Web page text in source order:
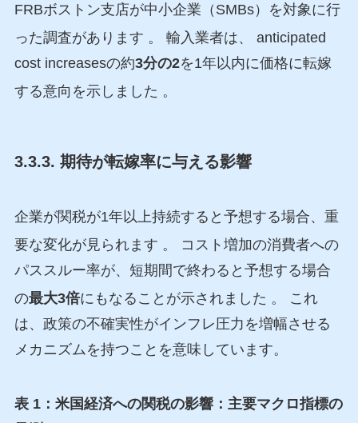
FRBボストン支店が中小企業（SMBs）を対象に行
った調査があります 。 輸入業者は、 anticipated
cost increasesの約3分の2を1年以内に価格に転嫁
する意向を示しました 。
3.3.3. 期待が転嫁率に与える影響
企業が関税が1年以上持続すると予想する場合、重
要な変化が見られます 。 コスト増加の消費者への
パススルー率が、短期間で終わると予想する場合
の最大3倍にもなることが示されました 。 これ
は、政策の不確実性がインフレ圧力を増幅させる
メカニズムを持つことを意味しています。
表 1：米国経済への関税の影響：主要マクロ指標の